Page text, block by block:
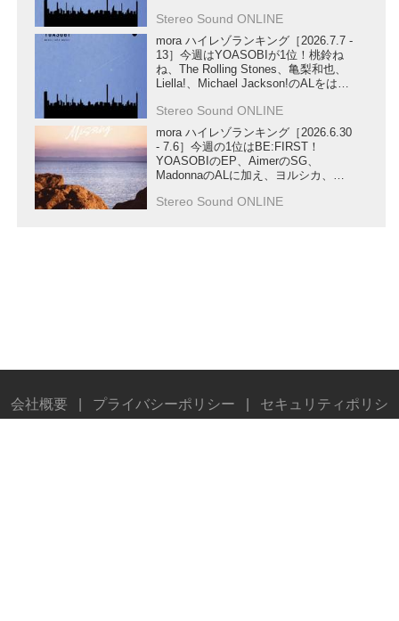
Official髭男dismのライブ音源、
A.B.C-ZのEPまで幅広い作品がランク
イン！
Stereo Sound ONLINE
mora ハイレゾランキング［2026.7.7 -
13］今週はYOASOBIが1位！桃鈴ね
ね、The Rolling Stones、亀梨和也、
Liella!、Michael Jackson!のALをはじ
from HoneyWorksのSG、輪堂千速、
『超かぐや姫！』の楽曲など注目作が
ランクイン！
Stereo Sound ONLINE
mora ハイレゾランキング［2026.6.30
- 7.6］今週の1位はBE:FIRST！
YOASOBIのEP、AimerのSG、
MadonnaのALに加え、ヨルシカ、星
空スバルの新曲や『超かぐや姫！』、
Stereo Sound ONLINE
会社概要 プライバシーポリシー
セキュリティポリシ